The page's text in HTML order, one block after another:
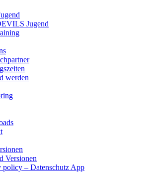
Jugend
werden
Versionen
policy – Datenschutz App